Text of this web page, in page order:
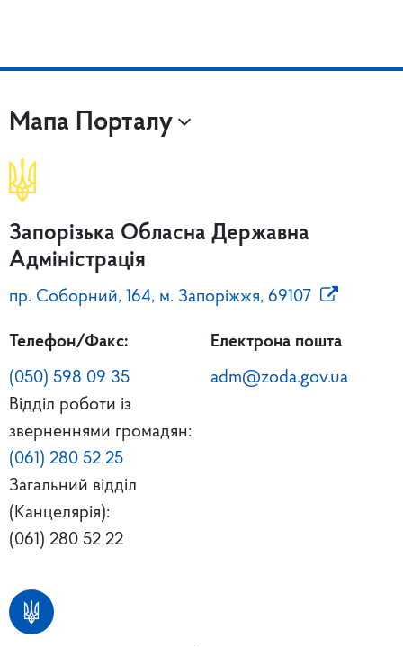
Мапа Порталу
Запорізька Обласна Державна
Адміністрація
пр. Соборний, 164, м. Запоріжжя, 69107
Телефон/Факс:
(050) 598 09 35
Відділ роботи із
зверненнями громадян:
(061) 280 52 25
Загальний відділ
(Канцелярія):
(061) 280 52 22
Електрона пошта
adm@zoda.gov.ua